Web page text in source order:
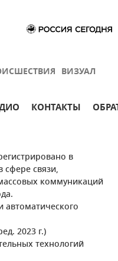
ВИЗУАЛ
КОНТАКТЫ
в
сфере связи,
коммуникаций
автоматического
2023 г.)
технологий